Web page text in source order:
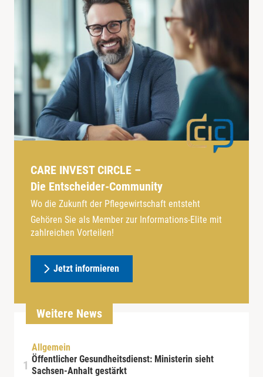
CARE INVEST CIRCLE –
Die Entscheider-Community
Wo die Zukunft der Pflegewirtschaft entsteht
Gehören Sie als Member zur Informations-Elite mit
zahlreichen Vorteilen!
Jetzt informieren
Weitere News
Allgemein
Öffentlicher Gesundheitsdienst: Ministerin sieht
Sachsen-Anhalt gestärkt